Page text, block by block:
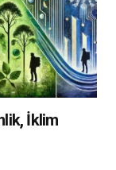
İklim